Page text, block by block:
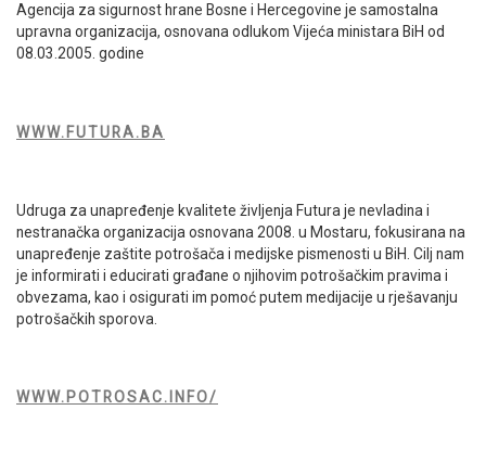
Agencija za sigurnost hrane Bosne i Hercegovine je samostalna
upravna organizacija, osnovana odlukom Vijeća ministara BiH od
08.03.2005. godine
WWW.FUTURA.BA
Udruga za unapređenje kvalitete življenja Futura je nevladina i
nestranačka organizacija osnovana 2008. u Mostaru, fokusirana na
unapređenje zaštite potrošača i medijske pismenosti u BiH. Cilj nam
je informirati i educirati građane o njihovim potrošačkim pravima i
obvezama, kao i osigurati im pomoć putem medijacije u rješavanju
potrošačkih sporova.
WWW.POTROSAC.INFO/